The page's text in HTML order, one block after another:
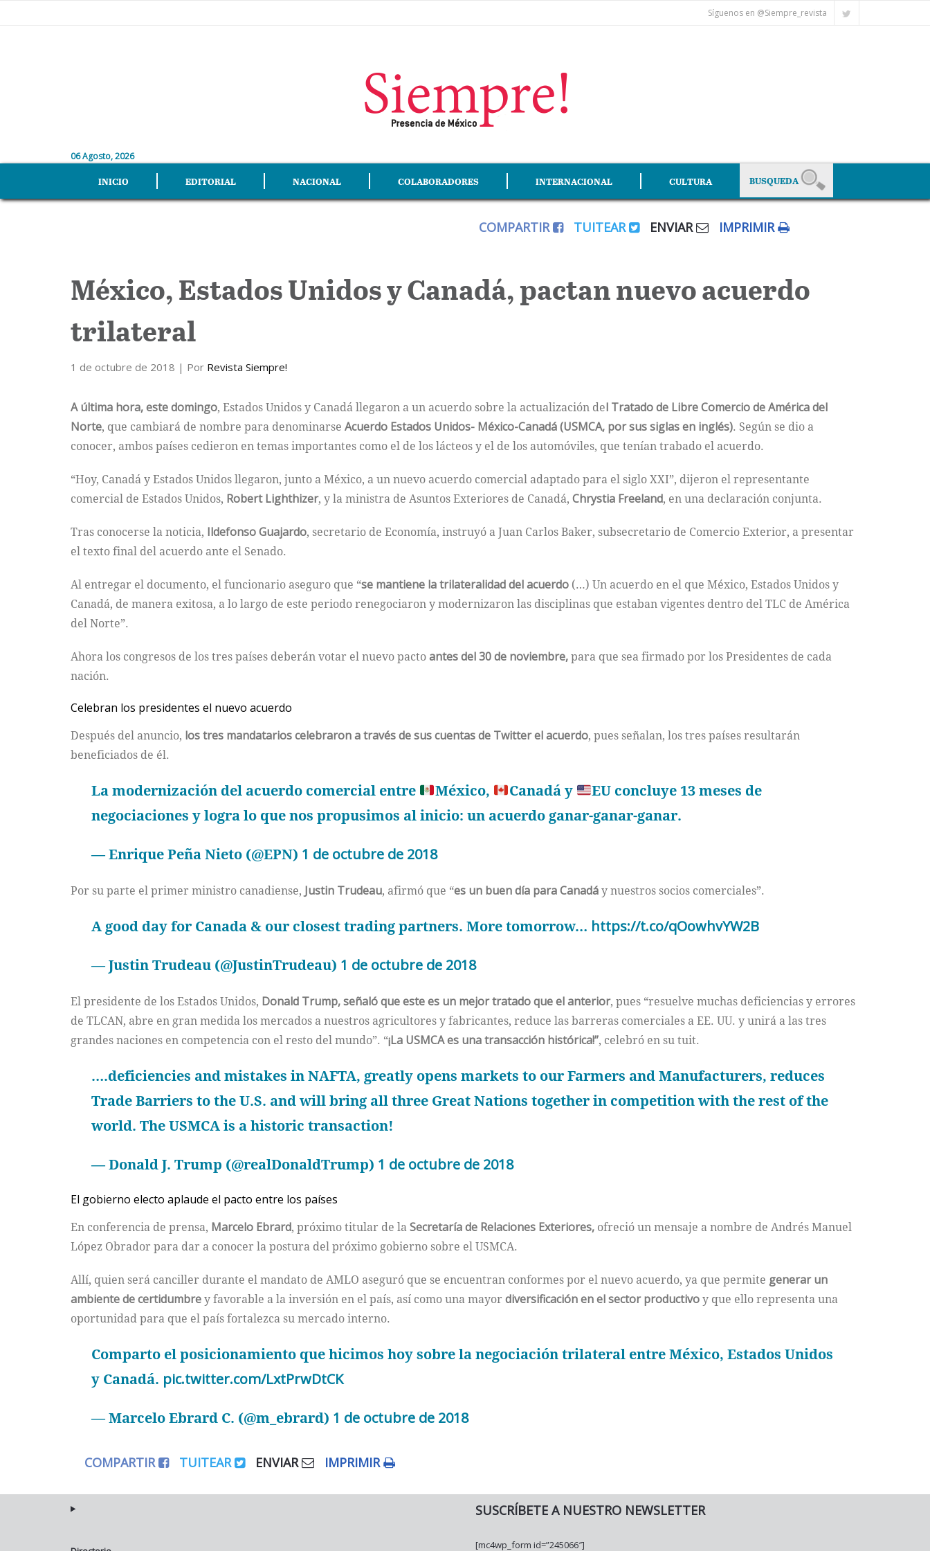
Síguenos en @Siempre_revista
06 Agosto, 2026
INICIO EDITORIAL NACIONAL COLABORADORES INTERNACIONAL CULTURA
COMPARTIR TUITEAR ENVIAR IMPRIMIR
México, Estados Unidos y Canadá, pactan nuevo acuerdo
trilateral
1 de octubre de 2018 | Por Revista Siempre!
A última hora, este domingo, Estados Unidos y Canadá llegaron a un acuerdo sobre la actualización del Tratado de Libre Comercio de América del
Norte, que cambiará de nombre para denominarse Acuerdo Estados Unidos- México-Canadá (USMCA, por sus siglas en inglés). Según se dio a
conocer, ambos países cedieron en temas importantes como el de los lácteos y el de los automóviles, que tenían trabado el acuerdo.
“Hoy, Canadá y Estados Unidos llegaron, junto a México, a un nuevo acuerdo comercial adaptado para el siglo XXI”, dijeron el representante
comercial de Estados Unidos, Robert Lighthizer, y la ministra de Asuntos Exteriores de Canadá, Chrystia Freeland, en una declaración conjunta.
Tras conocerse la noticia, Ildefonso Guajardo, secretario de Economía, instruyó a Juan Carlos Baker, subsecretario de Comercio Exterior, a presentar
el texto final del acuerdo ante el Senado.
Al entregar el documento, el funcionario aseguro que “se mantiene la trilateralidad del acuerdo (…) Un acuerdo en el que México, Estados Unidos y
Canadá, de manera exitosa, a lo largo de este periodo renegociaron y modernizaron las disciplinas que estaban vigentes dentro del TLC de América
del Norte”.
Ahora los congresos de los tres países deberán votar el nuevo pactoantes del 30 de noviembre,para que sea firmado por los Presidentes de cada
nación.
Celebran los presidentes el nuevo acuerdo
Después del anuncio, los tres mandatarios celebraron a través de sus cuentas de Twitter el acuerdo, pues señalan, los tres países resultarán
beneficiados de él.
La modernización del acuerdo comercial entre México, Canadá y
EU concluye 13 meses de
negociaciones y logra lo que nos propusimos al inicio: un acuerdo ganar-ganar-ganar.
— Enrique Peña Nieto (@EPN) 1 de octubre de 2018
Por su parte el primer ministro canadiense, Justin Trudeau, afirmó que “es un buen día para Canadáy nuestros socios comerciales”.
A good day for Canada & our closest trading partners. More tomorrow… https://t.co/qOowhvYW2B
— Justin Trudeau (@JustinTrudeau) 1 de octubre de 2018
El presidente de los Estados Unidos, Donald Trump, señaló que este es un mejor tratado que el anterior, pues “resuelve muchas deficiencias y errores
de TLCAN, abre en gran medida los mercados a nuestros agricultores y fabricantes, reduce las barreras comerciales a EE. UU. y unirá a las tres
grandes naciones en competencia con el resto del mundo”. “¡La USMCA es una transacción histórica!”, celebró en su tuit.
….deficiencies and mistakes in NAFTA, greatly opens markets to our Farmers and Manufacturers, reduces
Trade Barriers to the U.S. and will bring all three Great Nations together in competition with the rest of the
world. The USMCA is a historic transaction!
— Donald J. Trump (@realDonaldTrump) 1 de octubre de 2018
El gobierno electo aplaude el pacto entre los países
En conferencia de prensa, Marcelo Ebrard, próximo titular de laSecretaría de Relaciones Exteriores, ofreció un mensaje a nombre de Andrés Manuel
López Obrador para dar a conocer la postura del próximo gobierno sobre el USMCA.
Allí, quien será canciller durante el mandato de AMLO aseguró que se encuentran conformes por el nuevo acuerdo, ya que permite generar un
ambiente de certidumbrey favorable a la inversión en el país, así como una mayor diversificación en el sector productivoy que ello representa una
oportunidad para que el país fortalezca su mercado interno.
Comparto el posicionamiento que hicimos hoy sobre la negociación trilateral entre México, Estados Unidos
y Canadá. pic.twitter.com/LxtPrwDtCK
— Marcelo Ebrard C. (@m_ebrard) 1 de octubre de 2018
COMPARTIR TUITEAR ENVIAR IMPRIMIR
SUSCRÍBETE A NUESTRO NEWSLETTER
[mc4wp_form id=”245066″]